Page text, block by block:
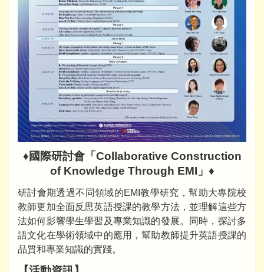
♦國際研討會「Collaborative Construction
of Knowledge Through EMI」♦
研討會期透過不同領域的EMI教學研究，幫助大專院校
教師更加全面反思英語授課的教學方法，並理解這些方
法如何影響學生學習及專業知識的發展。同時，探討多
語文化在學術領域中的應用，幫助教師提升英語授課的
品質和專業知識的實踐。